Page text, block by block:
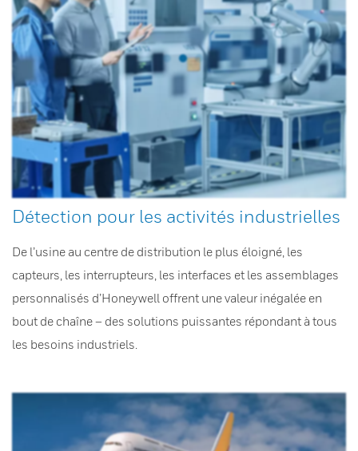
Détection pour les activités industrielles
De l’usine au centre de distribution le plus éloigné, les
capteurs, les interrupteurs, les interfaces et les assemblages
personnalisés d’Honeywell offrent une valeur inégalée en
bout de chaîne – des solutions puissantes répondant à tous
les besoins industriels.